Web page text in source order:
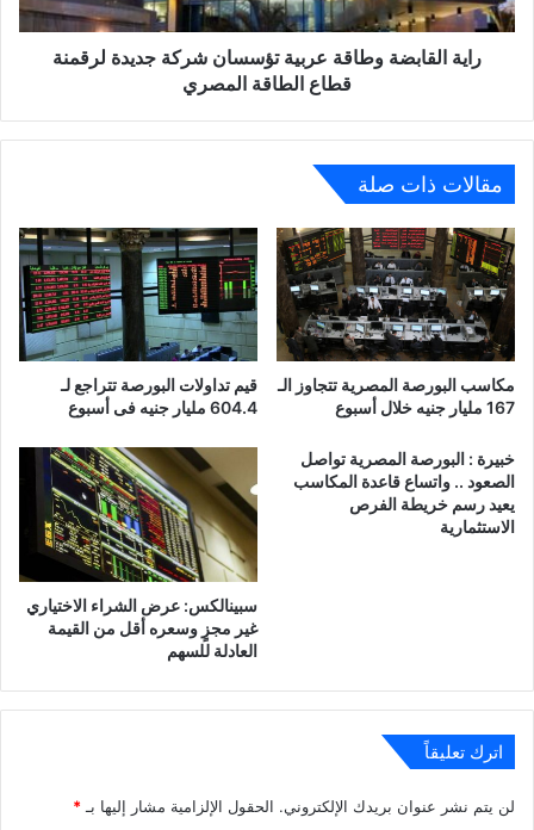
قطاع
راية القابضة وطاقة عربية تؤسسان شركة جديدة لرقمنة
قطاع الطاقة المصري
مقالات ذات صلة
مكاسب البورصة المصرية تتجاوز الـ
167 مليار جنيه خلال أسبوع
قيم تداولات البورصة تتراجع لـ
604.4 مليار جنيه فى أسبوع
خبيرة : البورصة المصرية تواصل
الصعود .. واتساع قاعدة المكاسب
يعيد رسم خريطة الفرص
الاستثمارية
سبينالكس: عرض الشراء الاختياري
غير مجزٍ وسعره أقل من القيمة
العادلة للسهم
اترك تعليقاً
لن يتم نشر عنوان بريدك الإلكتروني. الحقول الإلزامية مشار إليها بـ*